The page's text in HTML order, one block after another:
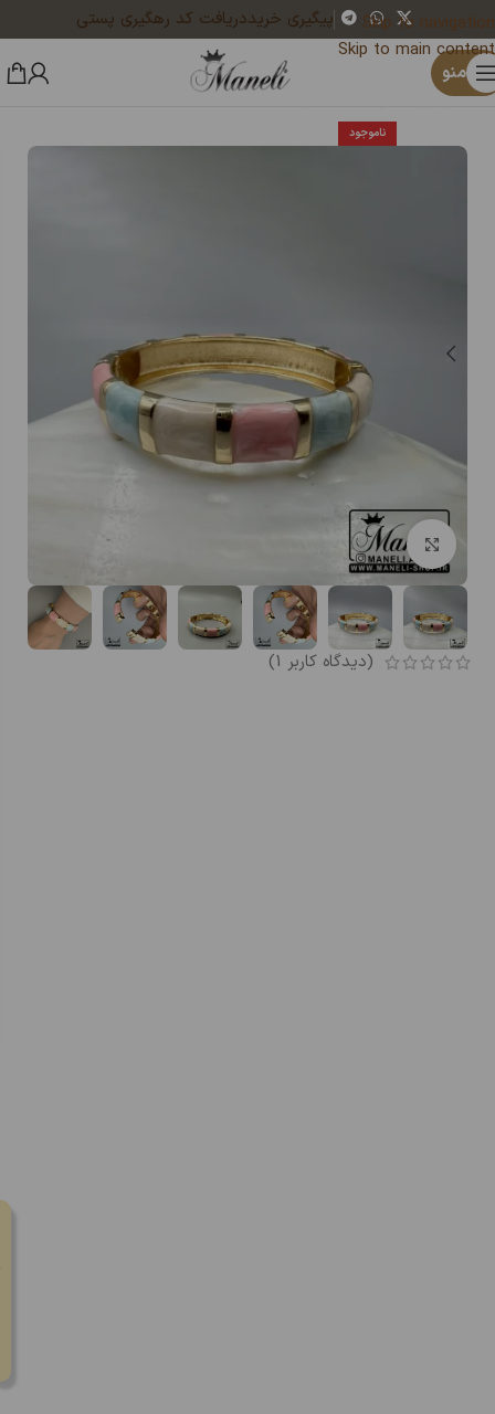
Skip to navigation
Skip to main content
پیگیری خریددریافت کد رهگیری پستی
منو
خانه زیورآلات و بدلیجات رنگ ثابت دستبند
ناموجود
بزرگنمایی تصویر
(دیدگاه کاربر 1
)
×